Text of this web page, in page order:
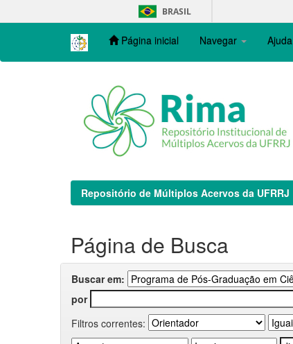
navigation
BRASIL
Página inicial Navegar Ajuda
Repositório de Múltiplos Acervos da UFRRJ
Página de Busca
Buscar em:
por
Filtros correntes: